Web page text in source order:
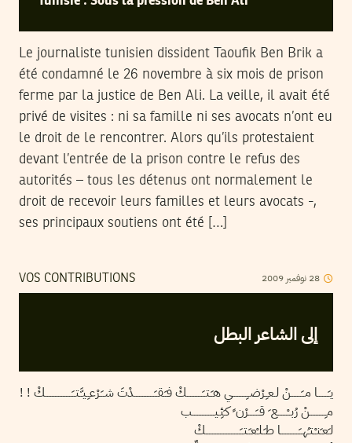
Le journaliste tunisien dissi­dent Taoufik Ben Brik a
été condamné le 26 novembre à six mois de prison
ferme par la justice de Ben Ali. La veille, il avait été
privé de visites : ni sa famille ni ses avocats n’ont eu
le droit de le rencontrer. Alors qu’ils protestaient
devant l’entrée de la prison contre le refus des
autorités – tous les détenus ont normalement le
droit de recevoir leurs familles et leurs avocats -,
ses principaux soutiens ont été […]
VOS CONTRIBUTIONS 28 نوفمبر 2009
إلى الشاعر البطل
يـَـــــــا مــَـــــــنْ لـعـِـرْضــِـــــــــي هـَـتــَــــــــــكْ فـَـقــَـــــــــــــدْتَ شــَـرْعـِـيـَّـتــَـــــــــــــــــكْ ! !
مـِــــــــــنْ رُبــْــــــع ِ قــَـــــرْن ٍ كـَئِـيــــــــــــــب
لـَعـَنـْـتـُهــَــــــــــــا طـَـلـْعـَـتــَــــــــــــــــــــــكْ